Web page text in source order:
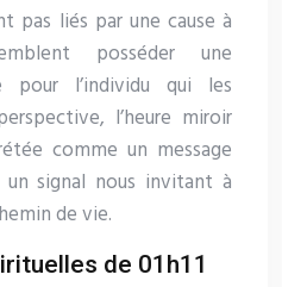
pas liés par une cause à
posséder une
pour l’individu qui les
l’heure miroir
comme un message
un signal nous invitant à
de vie.
de 01h11